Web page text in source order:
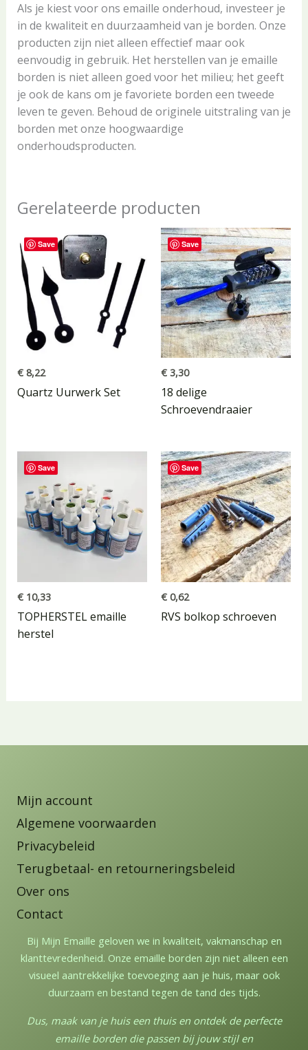
Als je kiest voor ons emaille onderhoud, investeer je
in de kwaliteit en duurzaamheid van je borden. Onze
producten zijn niet alleen effectief maar ook
eenvoudig in gebruik. Het herstellen van je emaille
borden is niet alleen goed voor het milieu; het geeft
je ook de kans om je favoriete borden een tweede
leven te geven. Behoud de originele uitstraling van je
borden met onze hoogwaardige
onderhoudsproducten.
Gerelateerde producten
Save
€8,22
Quartz Uurwerk Set
Save
€ 3,30
18 delige
Schroevendraaier
Save
€10,33
TOPHERSTEL emaille
herstel
Save
€ 0,62
RVS bolkop schroeven
Mijn account
Algemene voorwaarden
Privacybeleid
Terugbetaal- en retourneringsbeleid
Over ons
Contact
Bij Mijn Emaille geloven we in kwaliteit, vakmanschap en
klanttevredenheid. Onze emaille borden zijn niet alleen een
visueel aantrekkelijke toevoeging aan je huis, maar ook
duurzaam en bestand tegen de tand des tijds.
Dus, maak van je huis een thuis en ontdek de perfecte
emaille borden die passen bij jouw stijl en